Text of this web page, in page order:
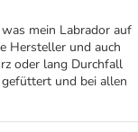
mein Labrador auf
Hersteller und auch
oder lang Durchfall
und bei allen